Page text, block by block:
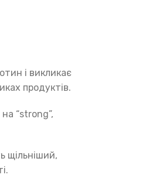
і викликає
продуктів.
“strong”,
щільніший,